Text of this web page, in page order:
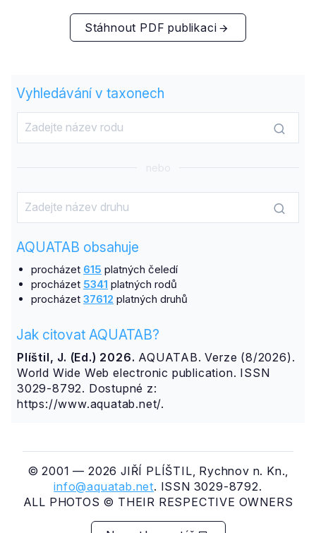
Stáhnout PDF publikaci
Vyhledávání v taxonech
nebo
AQUATAB obsahuje
procházet 615 platných čeledí
procházet 5341 platných rodů
procházet 37612 platných druhů
Jak citovat AQUATAB?
Plíštil, J. (Ed.) 2026. AQUATAB. Verze (8/2026).
World Wide Web electronic publication. ISSN
3029-8792. Dostupné z:
https://www.aquatab.net/.
© 2001 — 2026 JIŘÍ PLÍŠTIL, Rychnov n. Kn.,
info@aquatab.net. ISSN 3029-8792.
ALL PHOTOS © THEIR RESPECTIVE OWNERS